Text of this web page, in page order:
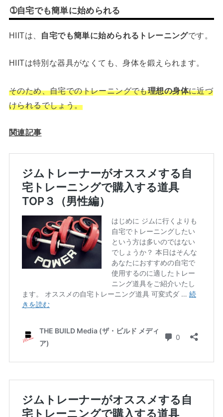
➀自宅でも簡単に始められる
HIITは、 自宅でも簡単に始められるトレーニングです。
HIITは特別な器具がなくても、身体を鍛えられます。
そのため、自宅でのトレーニングでも理想の身体に近づ
けられるでしょう。
関連記事